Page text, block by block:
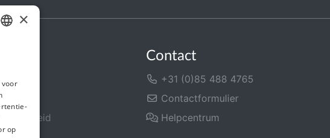
Contact
+31 (0)85 488 4765
Contactformulier
Helpcentrum
ENGLISH
×
op